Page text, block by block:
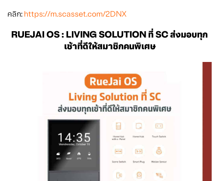
คลิก: https://m.scasset.com/2DNX
RUEJAI OS : LIVING SOLUTION ที่ SC ส่งมอบทุก
เช้าที่ดีให้สมาชิกคนพิเศษ